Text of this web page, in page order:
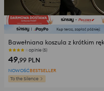
opinie (5)
49,99 PLN
NOWOŚĆBESTSELLER
To the Silence